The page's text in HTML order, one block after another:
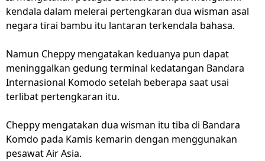
kendala dalam melerai pertengkaran dua wisman asal
negara tirai bambu itu lantaran terkendala bahasa.
Namun Cheppy mengatakan keduanya pun dapat
meninggalkan gedung terminal kedatangan Bandara
Internasional Komodo setelah beberapa saat usai
terlibat pertengkaran itu.
Cheppy mengatakan dua wisman itu tiba di Bandara
Komdo pada Kamis kemarin dengan menggunakan
pesawat Air Asia.